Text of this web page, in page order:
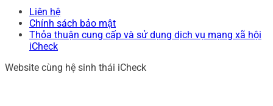
Liên hệ
Chính sách bảo mật
Thỏa thuận cung cấp và sử dụng dịch vụ mạng xã hội
iCheck
Website cùng hệ sinh thái iCheck